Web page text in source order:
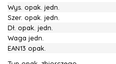
Wys. opak. jedn.
Szer. opak. jedn.
Dł. opak. jedn.
Waga jedn.
EAN13 opak.